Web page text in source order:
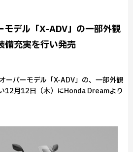
モデル「X-ADV」の一部外観
備充実を行い発売
ーバーモデル「X-ADV」の、一部外観
12月12日（木）にHonda Dreamより